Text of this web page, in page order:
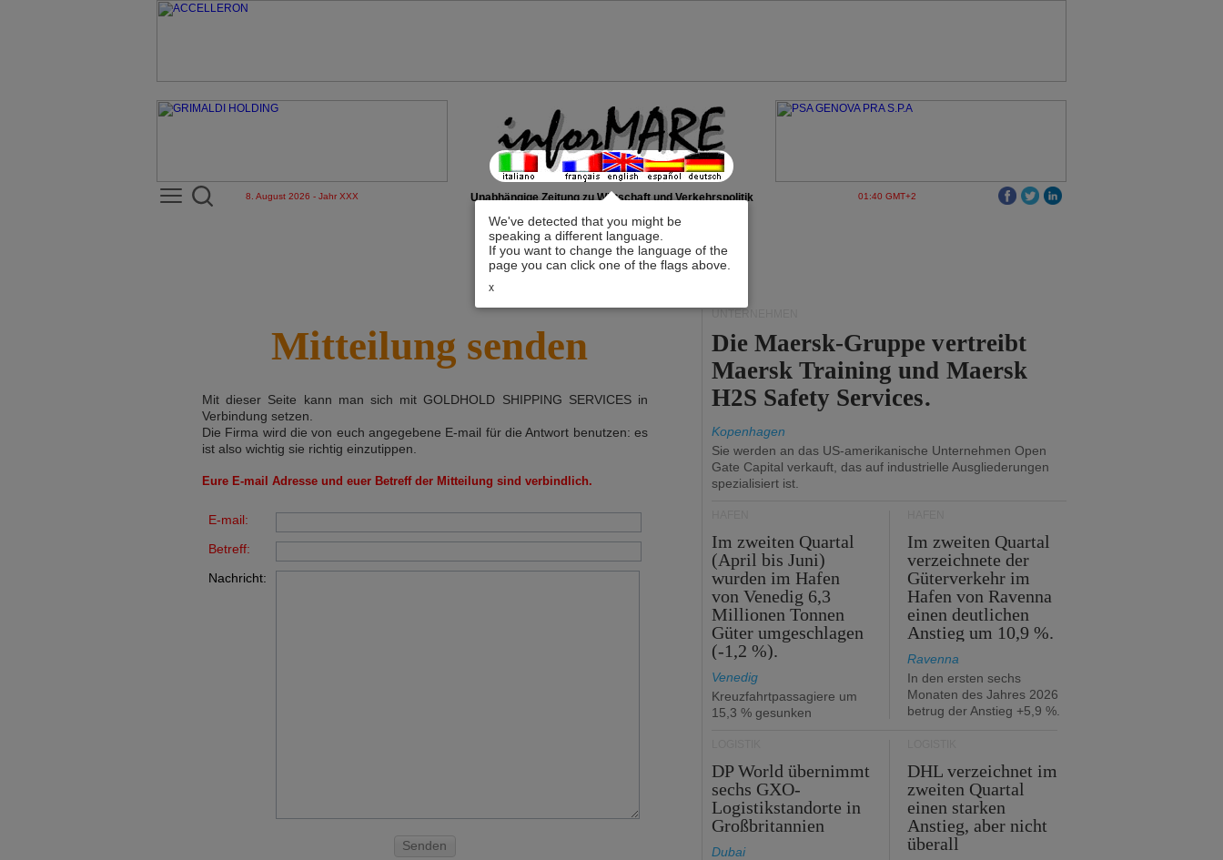
We've detected that you might be
speaking a different language.
If you want to change the language of the
page you can click one of the flags above.
x
8. August 2026 - Jahr XXX Unabhängige Zeitung zu Wirtschaft und Verkehrspolitik 01:40 GMT+2
Mitteilung senden
Mit dieser Seite kann man sich mitGOLDHOLD SHIPPING SERVICESin
Verbindung setzen.
Die Firma wird die von euch angegebene E-mail für die Antwort benutzen: es
ist also wichtig sie richtig einzutippen.
Eure E-mail Adresse und euer Betreff der Mitteilung sind verbindlich.
E-mail:
Betreff:
Nachricht:
Senden
UNTERNEHMEN
Die Maersk-Gruppe vertreibt
Maersk Training und Maersk
H2S Safety Services.
Kopenhagen
Sie werden an das US-amerikanische Unternehmen Open
Gate Capital verkauft, das auf industrielle Ausgliederungen
spezialisiert ist.
Im zweiten Quartal
(April bis Juni)
wurden im Hafen
von Venedig 6,3
Millionen Tonnen
Güter umgeschlagen
(-1,2 %).
Venedig
Kreuzfahrtpassagiere um
15,3 % gesunken
Im zweiten Quartal
verzeichnete der
Güterverkehr im
Hafen von Ravenna
einen deutlichen
Anstieg um 10,9 %.
Ravenna
In den ersten sechs
Monaten des Jahres 2026
betrug der Anstieg +5,9 %.
DP World übernimmt
sechs GXO-
Logistikstandorte in
Großbritannien
Dubai
DHL verzeichnet im
zweiten Quartal
einen starken
Anstieg, aber nicht
überall